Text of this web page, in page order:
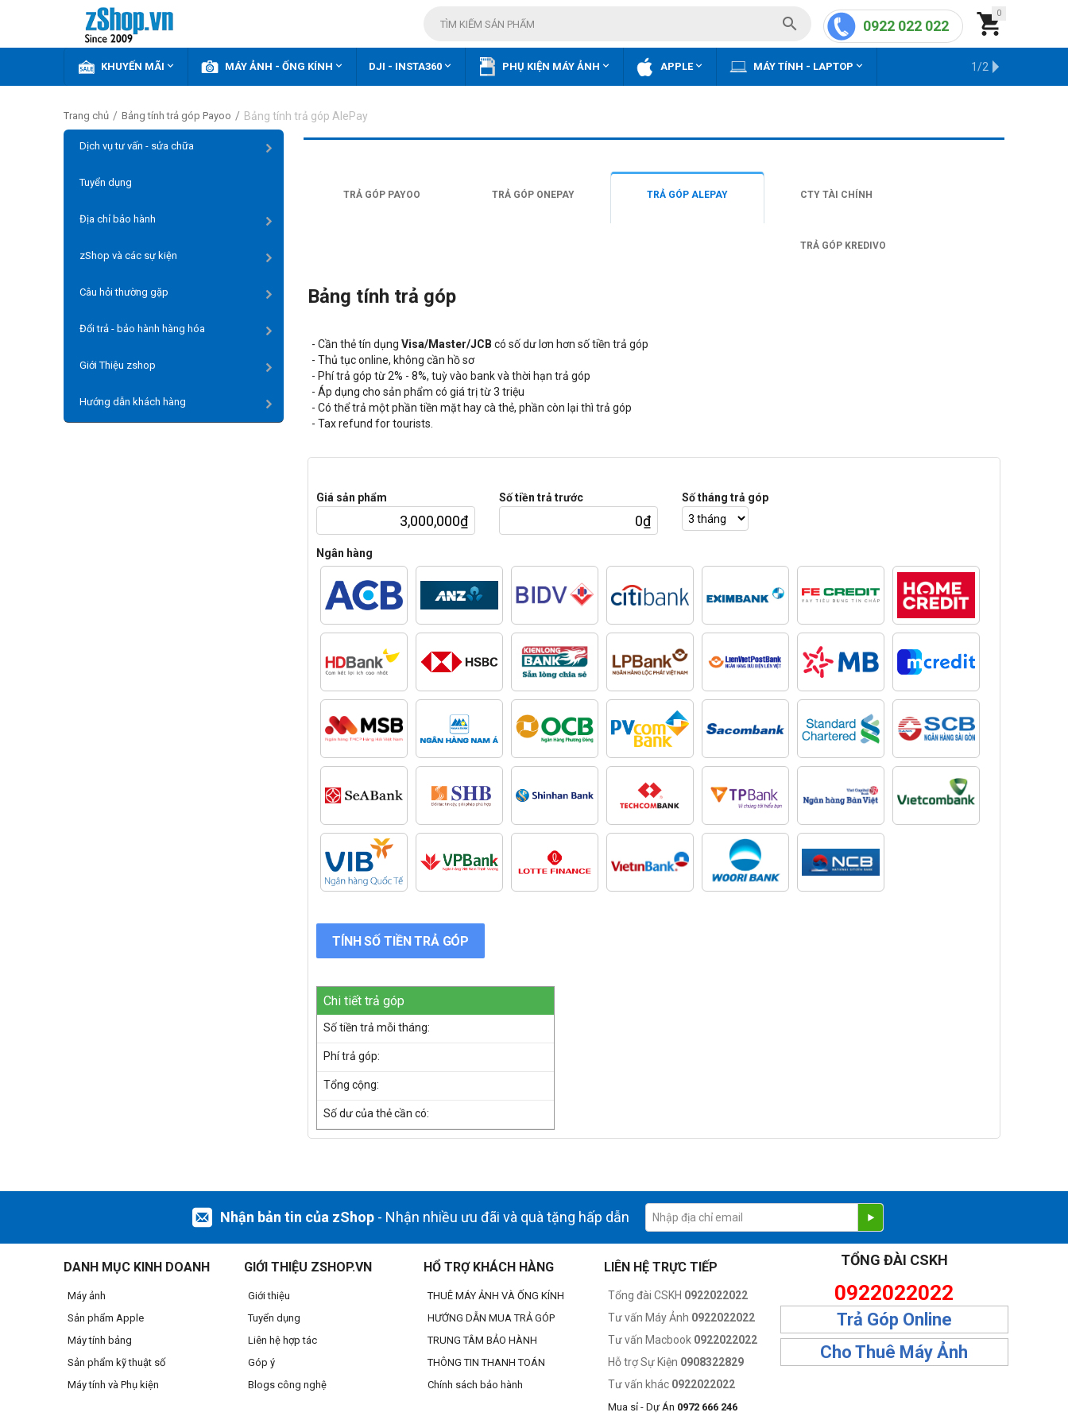
0

0922 022 022

KHUYẾN MÃI  MÁY ẢNH - ỐNG KÍNH  DJI - INSTA360  PHỤ KIỆN MÁY ẢNH  APPLE MÁY TÍNH - LAPTOP  KHO HÀNG CŨ
1/2
Trang chủ / Bảng tính trả góp Payoo / Bảng tính trả góp AlePay
Dịch vụ tư vấn - sửa chữa
Tuyển dụng
Địa chỉ bảo hành
zShop và các sự kiện
Câu hỏi thường gặp
Đổi trả - bảo hành hàng hóa
Giới Thiệu zshop
Hướng dẫn khách hàng
TRẢ GÓP PAYOO TRẢ GÓP ONEPAY TRẢ GÓP ALEPAY CTY TÀI CHÍNH
TRẢ GÓP KREDIVO
Bảng tính trả góp
- Cần thẻ tín dụngVisa/Master/JCB có số dư lơn hơn số tiền trả góp
- Thủ tục online, không cần hồ sơ
- Phí trả góp từ 2% - 8%, tuỳ vào bank và thời hạn trả góp
- Áp dụng cho sản phẩm có giá trị từ 3 triệu
- Có thể trả một phần tiền mặt hay cà thẻ, phần còn lại thì trả góp
- Tax refund for tourists.
Giá sản phẩm Số tiền trả trước Số tháng trả góp
Ngân hàng
TÍNH SỐ TIỀN TRẢ GÓP
Chi tiết trả góp
Số tiền trả mỗi tháng:
Phí trả góp:
Tổng cộng:
Số dư của thẻ cần có:
Nhận bản tin của zShop - Nhận nhiều ưu đãi và quà tặng hấp dẫn
DANH MỤC KINH DOANH
Máy ảnh
Sản phẩm Apple
Máy tính bảng
Sản phẩm kỹ thuật số
Máy tính và Phụ kiện
GIỚI THIỆU ZSHOP.VN
Giới thiệu
Tuyển dụng
Liên hệ hợp tác
Góp ý
Blogs công nghệ
HỔ TRỢ KHÁCH HÀNG
THUÊ MÁY ẢNH VÀ ỐNG KÍNH
HƯỚNG DẪN MUA TRẢ GÓP
TRUNG TÂM BẢO HÀNH
THÔNG TIN THANH TOÁN
Chính sách bảo hành
LIÊN HỆ TRỰC TIẾP
Tổng đài CSKH 0922022022
Tư vấn Máy Ảnh 0922022022
Tư vấn Macbook 0922022022
Hỗ trợ Sự Kiện 0908322829
Tư vấn khác 0922022022
Mua sỉ - Dự Án 0972 666 246
TỔNG ĐÀI CSKH
0922022022
Trả Góp Online
Cho Thuê Máy Ảnh